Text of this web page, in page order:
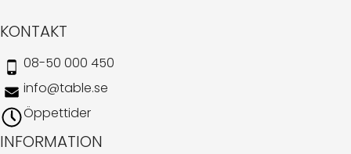
KONTAKT
08-50 000 450
info@table.se
Öppettider
INFORMATION